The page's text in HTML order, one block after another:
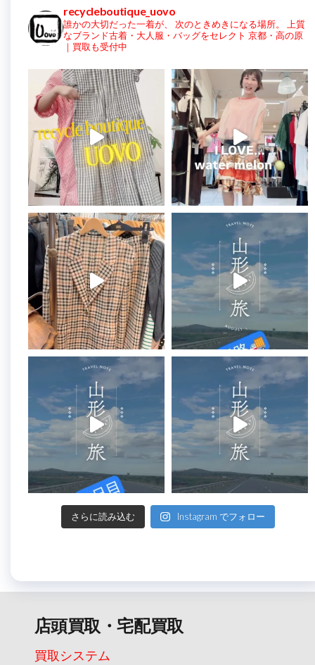
recycleboutique_uovo
誰かの大切だった一着が、 次のときめきになる場所。
上質
なブランド古着・大人服・バッグをセレクト 京都・高の原
｜買取も受付中
さらに読み込む Instagram でフォロー
店頭買取・宅配買取
買取システム